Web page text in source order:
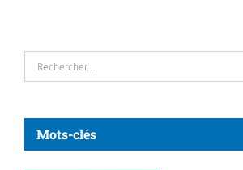
Rechercher:
Mots-clés